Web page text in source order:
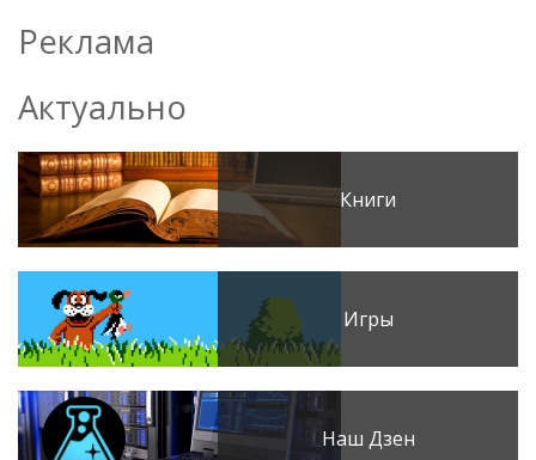
Реклама
Актуально
Книги
Игры
Наш Дзен